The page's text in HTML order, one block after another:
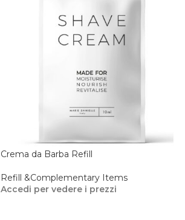
Crema da Barba Refill
Refill &Complementary Items
Accedi per vedere i prezzi